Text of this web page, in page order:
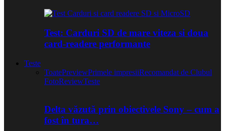
Test: Carduri SD de mare viteza si doua
card-readere performante
Teste
ToatePreviewPrimele impresiiRecomandat de Clubul
FotoReviewTeste
Delta văzută prin obiectivele Sony – cum a
fost în tura…